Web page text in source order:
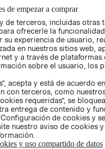
DE
COMERCIO - SIC
PETICIONES
QUEJAS Y
RECLAMOS
de empezar a comprar
de terceros, incluidas otras
ofrecerle la
su experiencia de usuario,
en nuestros sitios web,
y a través de plataformas
sobre el usuario, los
acepta y está de acuerdo
con terceros, como
requeridas”, se
entrega de contenido y
de cookies y
nuestro aviso de cookies
y uso compartido de datos